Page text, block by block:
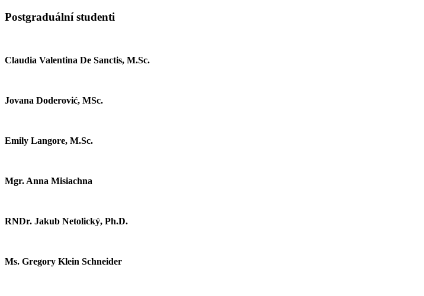
Postgraduální studenti
Claudia Valentina De Sanctis, M.Sc.
Jovana Doderović, MSc.
Emily Langore, M.Sc.
Mgr. Anna Misiachna
RNDr. Jakub Netolický, Ph.D.
Ms. Gregory Klein Schneider